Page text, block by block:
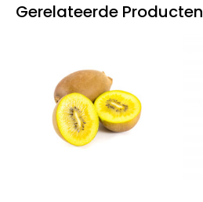
Gerelateerde Producten